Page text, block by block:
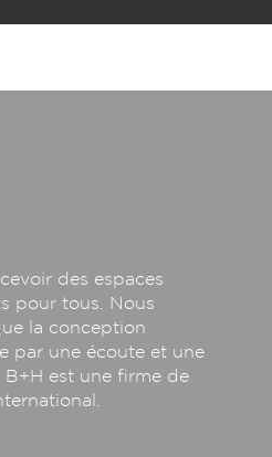
des espaces
pour tous. Nous
la conception
par une écoute et une
B+H est une firme de